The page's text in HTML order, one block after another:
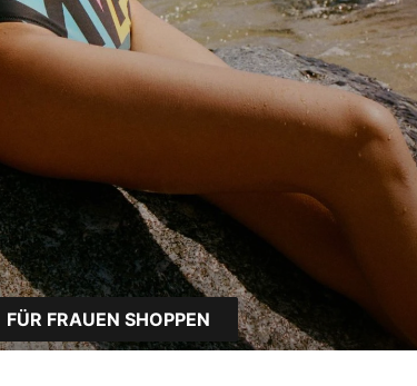
FÜR FRAUEN SHOPPEN